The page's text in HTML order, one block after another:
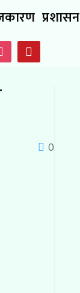
प्रशासन
0